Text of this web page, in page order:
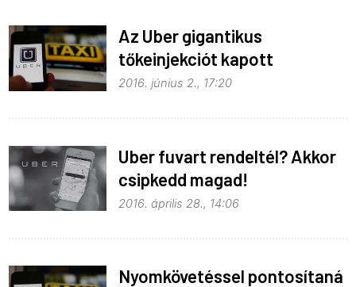
Az Uber gigantikus
tőkeinjekciót kapott
2016. június 2., 17:20
Uber fuvart rendeltél? Akkor
csipkedd magad!
2016. április 28., 14:06
Nyomkövetéssel pontosítaná